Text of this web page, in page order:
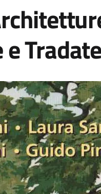
Tradate